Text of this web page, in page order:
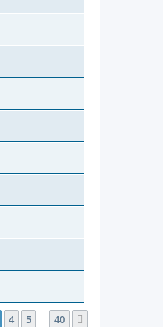
4 5 40